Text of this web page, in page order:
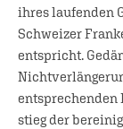
ihres laufenden
Schweizer
entspricht.
entsprechenden
stieg der